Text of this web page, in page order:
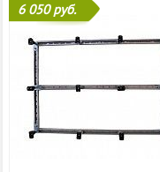
6 050 руб.